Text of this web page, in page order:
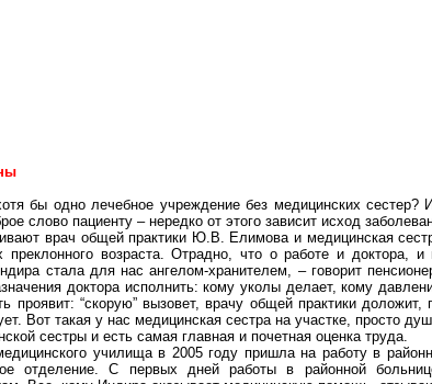
бы одно лечебное учреждение без медицинских сестер?
слово пациенту – нередко от этого зависит исход
врач общей практики Ю.В. Елимова и медицинская
возраста. Отрадно, что о работе и доктора, и
стала для нас ангелом-хранителем, – говорит
доктора исполнить: кому уколы делает, кому
проявит: “скорую” вызовет, врачу общей практики
Вот такая у нас медицинская сестра на участке, просто
сестры и есть самая главная и почетная оценка труда.
училища в 2005 году пришла на работу в
отделение. С первых дней работы в районной